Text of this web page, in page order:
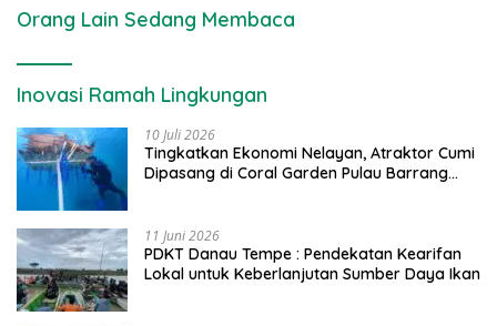
Orang Lain Sedang Membaca
Inovasi Ramah Lingkungan
10 Juli 2026
Tingkatkan Ekonomi Nelayan, Atraktor Cumi
Dipasang di Coral Garden Pulau Barrang
11 Juni 2026
PDKT Danau Tempe : Pendekatan Kearifan
Lokal untuk Keberlanjutan Sumber Daya Ikan